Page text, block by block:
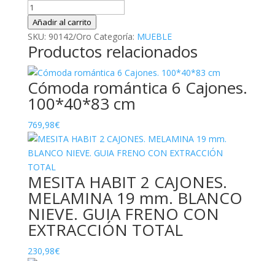
COMODA
4
CAJONES.
MELAMINA
19
mm
NOGAL
EMPERADOR.
GUIA
FRENO
CON
EXTRACCIÓN
TOTAL.
(PATAS
METALICAS)
cantidad
Añadir al carrito
SKU: 90142/Oro Categoría: MUEBLE
Productos relacionados
Cómoda romántica 6 Cajones.
100*40*83 cm
769,98€
MESITA HABIT 2 CAJONES.
MELAMINA 19 mm. BLANCO
NIEVE. GUIA FRENO CON
EXTRACCIÓN TOTAL
230,98€